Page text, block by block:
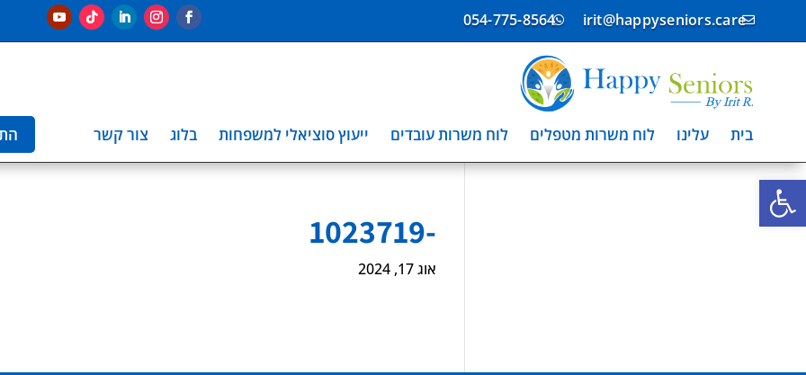
פתח סרגל נגישות

irit@happyseniors.care

054-775-8564
בית עלינו לוח משרות מטפלים לוח משרות עובדים ייעוץ סוציאלי למשפחות בלוג צור קשר
-1023719
אוג 17, 2024